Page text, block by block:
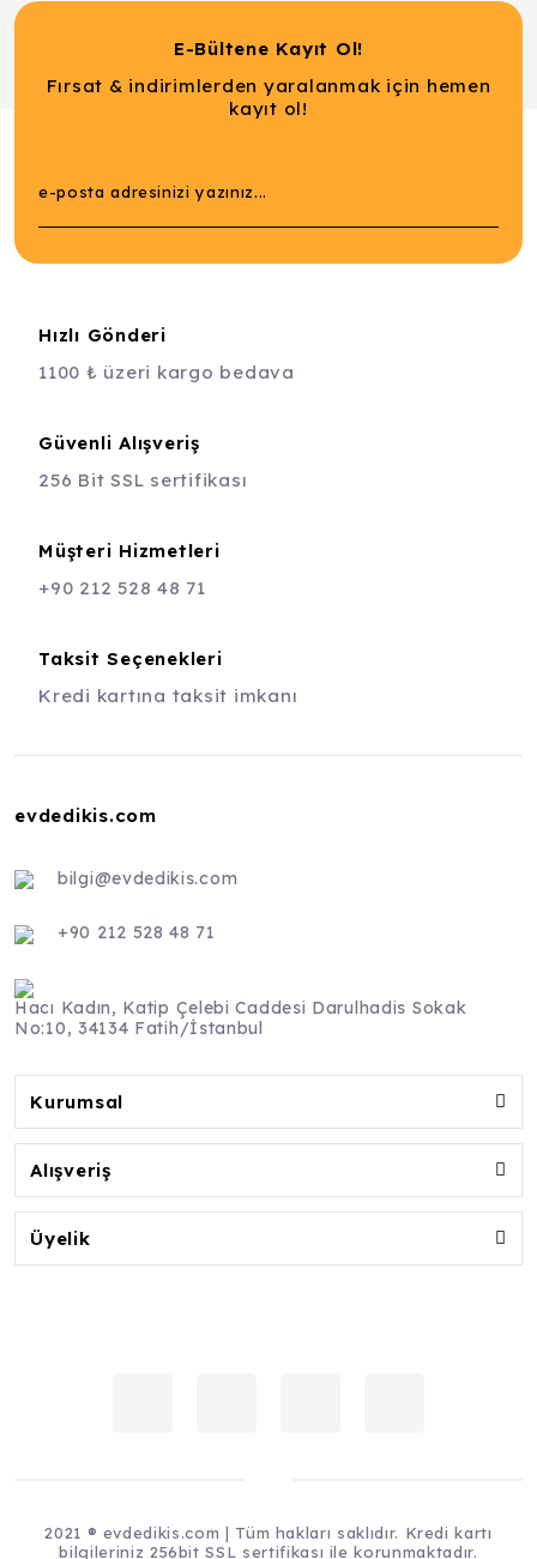
E-Bültene Kayıt Ol!
Fırsat & indirimlerden yaralanmak için hemen
kayıt ol!
Hızlı Gönderi
1100 ₺ üzeri kargo bedava
Güvenli Alışveriş
256 Bit SSL sertifikası
Müşteri Hizmetleri
+90 212 528 48 71
Taksit Seçenekleri
Kredi kartına taksit imkanı
evdedikis.com
bilgi@evdedikis.com
+90 212 528 48 71
Hacı Kadın, Katip Çelebi Caddesi Darulhadis Sokak
No:10, 34134 Fatih/İstanbul
Kurumsal
Alışveriş
Üyelik
2021 ® evdedikis.com | Tüm hakları saklıdır. Kredi kartı
bilgileriniz 256bit SSL sertifikası ile korunmaktadır.